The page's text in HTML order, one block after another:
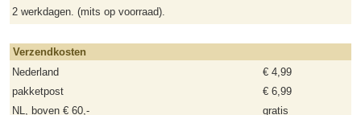
2 werkdagen. (mits op voorraad).
Verzendkosten
Nederland
€ 4,99
pakketpost
€ 6,99
NL, boven € 60,-
gratis